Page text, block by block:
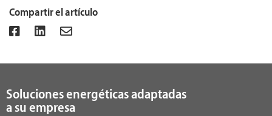
Compartir el artículo
Soluciones energéticas adaptadas
a su empresa